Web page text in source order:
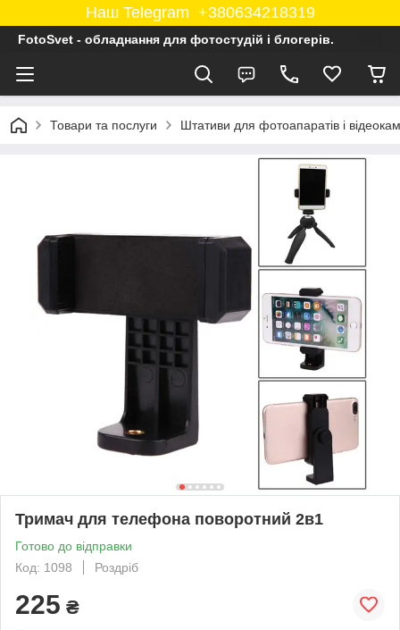
Наш Telegram +380634218319
FotoSvet - обладнання для фотостудій і блогерів.
Товари та послуги Штативи для фотоапаратів і
Тримач для телефона поворотний 2в1
Готово до відправки
Код: 1098
Роздріб
225 ₴